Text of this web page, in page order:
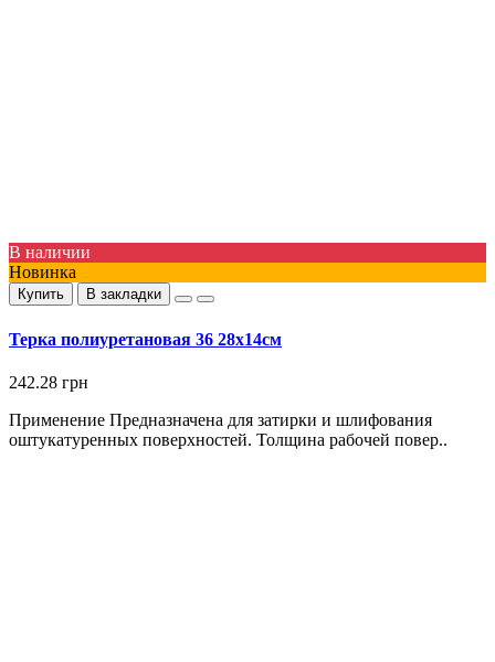
В наличии
Новинка
Купить В закладки
Терка полиуретановая 36 28х14см
242.28 грн
Применение Предназначена для затирки и шлифования
оштукатуренных поверхностей. Толщина рабочей повер..